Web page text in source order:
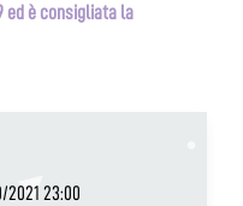
ed è consigliata la
2021 23:00